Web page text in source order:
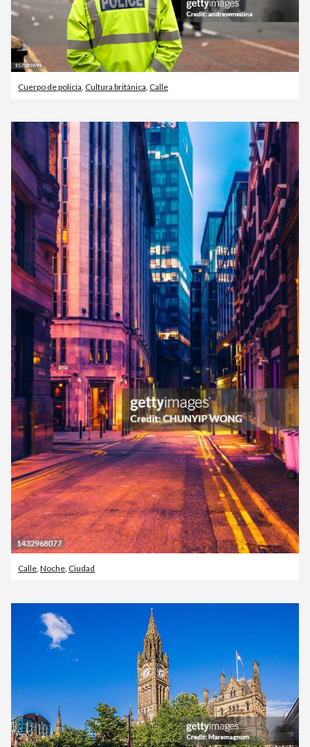
Cuerpo de policía Cultura británica Calle
Calle Noche Ciudad